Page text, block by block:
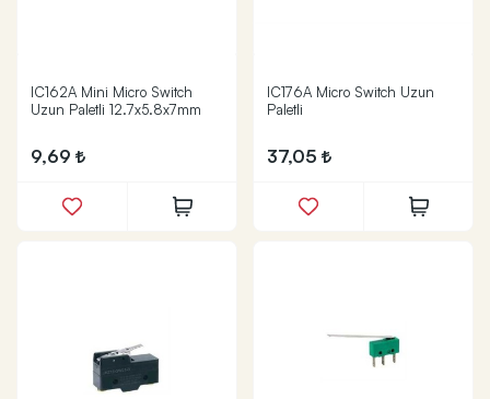
IC162A Mini Micro Switch
Uzun Paletli 12.7x5.8x7mm
9,69
IC176A Micro Switch Uzun
Paletli
37,05